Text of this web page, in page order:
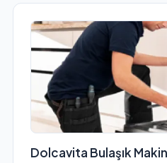
Dolcavita Bulaşık